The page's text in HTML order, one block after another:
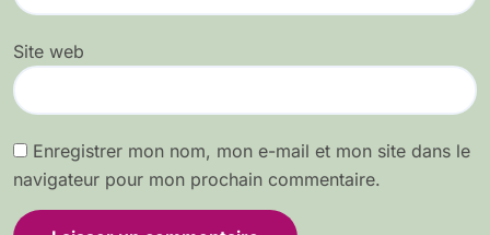
Site web
Enregistrer mon nom, mon e-mail et mon site dans le
navigateur pour mon prochain commentaire.